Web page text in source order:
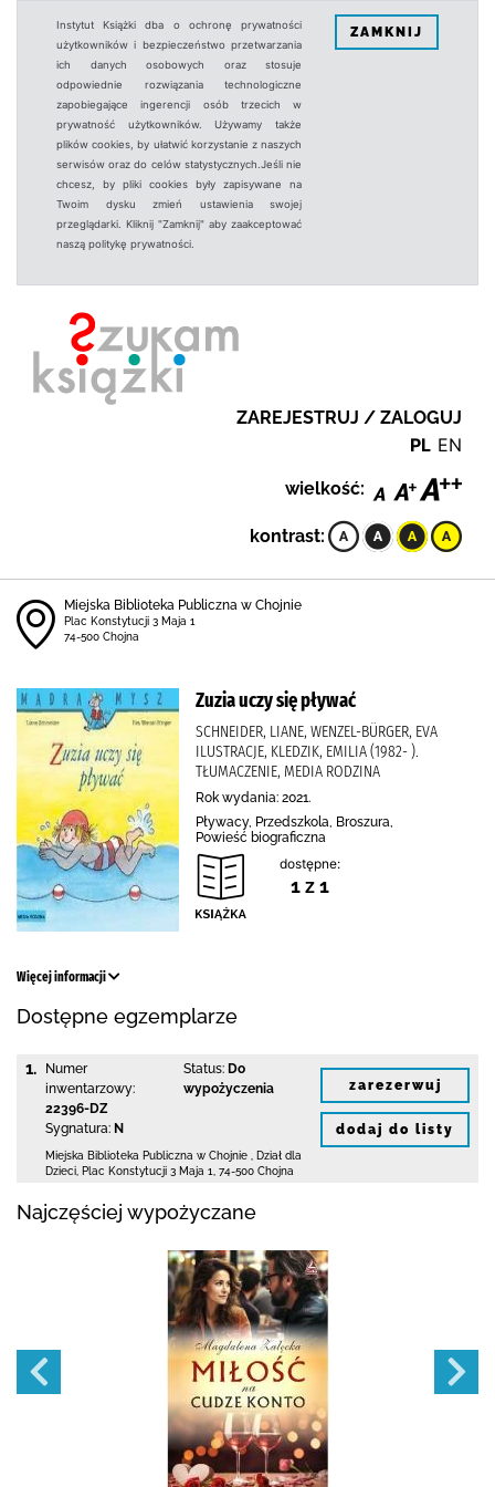
Instytut Książki dba o ochronę prywatności
użytkowników i bezpieczeństwo przetwarzania
ich danych osobowych oraz stosuje
odpowiednie rozwiązania technologiczne
zapobiegające ingerencji osób trzecich w
prywatność użytkowników. Używamy także
plików cookies, by ułatwić korzystanie z naszych
serwisów oraz do celów statystycznych.Jeśli nie
chcesz, by pliki cookies były zapisywane na
Twoim dysku zmień ustawienia swojej
przeglądarki. Kliknij "Zamknij" aby zaakceptować
naszą politykę prywatności.
ZAMKNIJ
ZAREJESTRUJ / ZALOGUJ
PL EN
wielkość:
kontrast:
Miejska Biblioteka Publiczna w Chojnie
Plac Konstytucji 3 Maja 1
74-500 Chojna
Zuzia uczy się pływać
SCHNEIDER, LIANE, WENZEL-BÜRGER, EVA
ILUSTRACJE, KLEDZIK, EMILIA (1982- ).
TŁUMACZENIE, MEDIA RODZINA
Rok wydania: 2021.
Pływacy, Przedszkola, Broszura,
Powieść biograficzna
dostępne:
1 z 1
Więcej informacji
Dostępne egzemplarze
1.
Numer
inwentarzowy:
22396-DZ
Sygnatura: N
Status: Do
wypożyczenia
Miejska Biblioteka Publiczna w Chojnie
Dział dla
Dzieci, Plac Konstytucji 3 Maja 1 74-500 Chojna
zarezerwuj
dodaj do listy
Najczęściej wypożyczane